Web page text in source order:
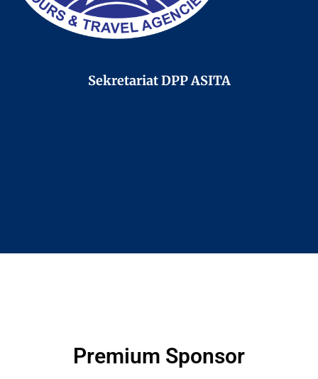
Sekretariat DPP ASITA
Premium Sponsor